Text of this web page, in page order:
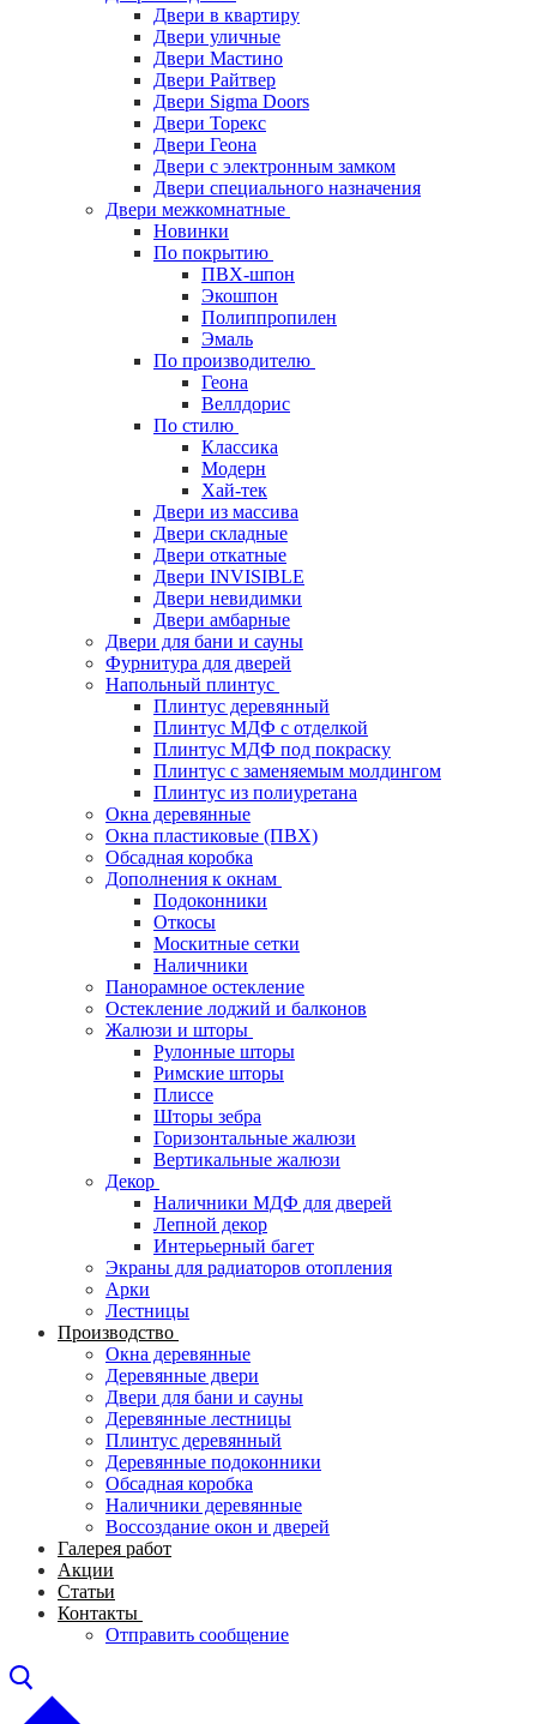
Двери в квартиру
Двери уличные
Двери Мастино
Двери Райтвер
Двери Sigma Doors
Двери Торекс
Двери Геона
Двери с электронным замком
Двери специального назначения
Двери межкомнатные
Новинки
По покрытию
ПВХ-шпон
Экошпон
Полиппропилен
Эмаль
По производителю
Геона
Веллдорис
По стилю
Классика
Модерн
Хай-тек
Двери из массива
Двери складные
Двери откатные
Двери INVISIBLE
Двери невидимки
Двери амбарные
Двери для бани и сауны
Фурнитура для дверей
Напольный плинтус
Плинтус деревянный
Плинтус МДФ с отделкой
Плинтус МДФ под покраску
Плинтус с заменяемым молдингом
Плинтус из полиуретана
Окна деревянные
Окна пластиковые (ПВХ)
Обсадная коробка
Дополнения к окнам
Подоконники
Откосы
Москитные сетки
Наличники
Панорамное остекление
Остекление лоджий и балконов
Жалюзи и шторы
Рулонные шторы
Римские шторы
Плиссе
Шторы зебра
Горизонтальные жалюзи
Вертикальные жалюзи
Декор
Наличники МДФ для дверей
Лепной декор
Интерьерный багет
Экраны для радиаторов отопления
Арки
Лестницы
Производство
Окна деревянные
Деревянные двери
Двери для бани и сауны
Деревянные лестницы
Плинтус деревянный
Деревянные подоконники
Обсадная коробка
Наличники деревянные
Воссоздание окон и дверей
Галерея работ
Акции
Статьи
Контакты
Отправить сообщение